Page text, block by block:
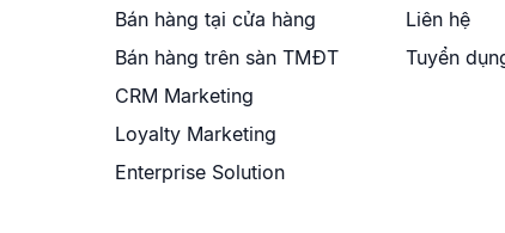
Bán hàng tại cửa hàng
Bán hàng trên sàn TMĐT
CRM Marketing
Loyalty Marketing
Enterprise Solution
Liên hệ
Tuyển